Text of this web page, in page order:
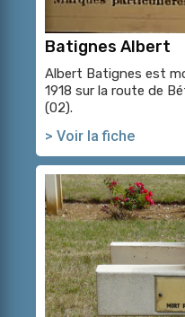
Batignes Albert
Albert Batignes est
1918 sur la route de
(02).
> Voir la fiche